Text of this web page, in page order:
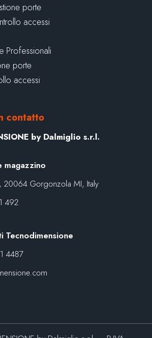
porte
accessi
Professionali
porte
accessi
contatto
by Dalmiglio s.r.l.
magazzino
20064 Gorgonzola MI, Italy
492
Tecnodimensione
4487